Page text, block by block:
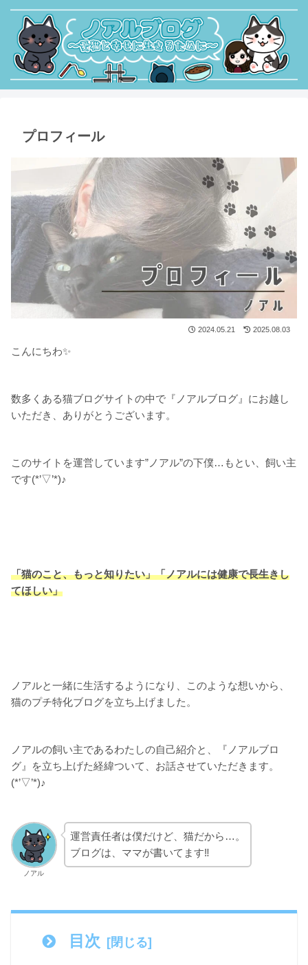
プロフィール
2024.05.21 2025.08.03
こんにちわ✨
数多くある猫ブログサイトの中で『ノアルブログ』にお越し
いただき、ありがとうございます。
このサイトを運営しています”ノアル”の下僕…もとい、飼い主
です(*’▽’*)♪
「猫のこと、もっと知りたい」「ノアルには健康で長生きし
てほしい」
ノアルと一緒に生活するようになり、このような想いから、
猫のプチ特化ブログを立ち上げました。
ノアルの飼い主であるわたしの自己紹介と、『ノアルブロ
グ』を立ち上げた経緯ついて、お話させていただきます。
(*’▽’*)♪
ノアル
運営責任者は僕だけど、猫だから…。
ブログは、ママが書いてます‼
目次